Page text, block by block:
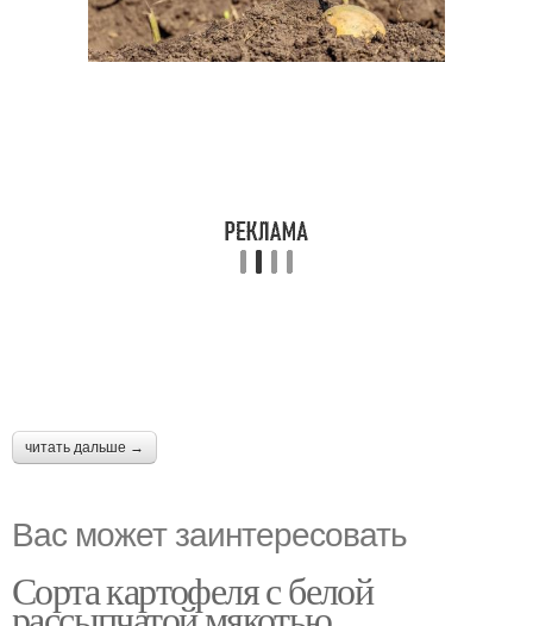
читать дальше →
Вас может заинтересовать
Сорта картофеля с белой